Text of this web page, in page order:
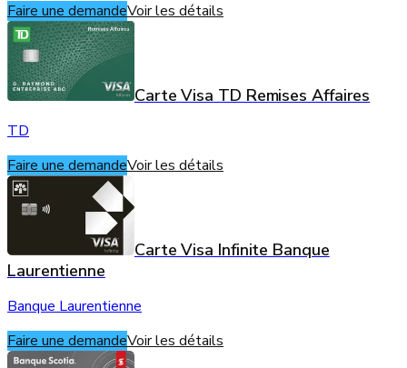
Faire une demandeVoir les détails
Carte Visa TD Remises Affaires
TD
Faire une demandeVoir les détails
Carte Visa Infinite Banque
Laurentienne
Banque Laurentienne
Faire une demandeVoir les détails